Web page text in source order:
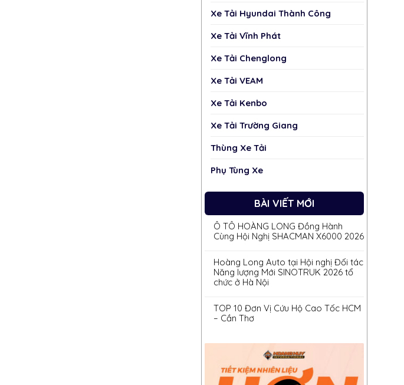
Xe Tải Hyundai Thành Công
Xe Tải Vĩnh Phát
Xe Tải Chenglong
Xe Tải VEAM
Xe Tải Kenbo
Xe Tải Trường Giang
Thùng Xe Tải
Phụ Tùng Xe
BÀI VIẾT MỚI
Ô TÔ HOÀNG LONG Đồng Hành
Cùng Hội Nghị SHACMAN X6000 2026
Hoàng Long Auto tại Hội nghị Đối tác
Năng lượng Mới SINOTRUK 2026 tổ
chức ở Hà Nội
TOP 10 Đơn Vị Cứu Hộ Cao Tốc HCM
– Cần Thơ